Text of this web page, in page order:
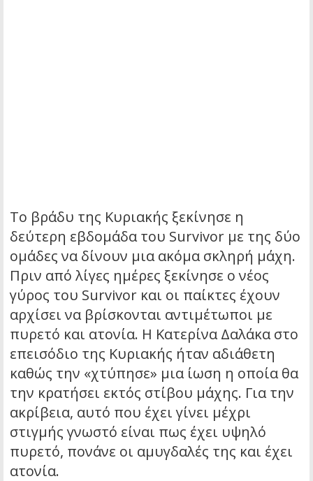
Το βράδυ της Κυριακής ξεκίνησε η
δεύτερη εβδομάδα του Survivor με της δύο
ομάδες να δίνουν μια ακόμα σκληρή μάχη.
Πριν από λίγες ημέρες ξεκίνησε ο νέος
γύρος του Survivor και οι παίκτες έχουν
αρχίσει να βρίσκονται αντιμέτωποι με
πυρετό και ατονία. Η Κατερίνα Δαλάκα στο
επεισόδιο της Κυριακής ήταν αδιάθετη
καθώς την «χτύπησε» μια ίωση η οποία θα
την κρατήσει εκτός στίβου μάχης. Για την
ακρίβεια, αυτό που έχει γίνει μέχρι
στιγμής γνωστό είναι πως έχει υψηλό
πυρετό, πονάνε οι αμυγδαλές της και έχει
ατονία.